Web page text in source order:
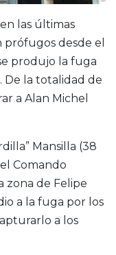
las últimas
prófugos desde el
produjo la fuga
De la totalidad de
a Alan Michel
Mansilla (38
Comando
zona de Felipe
a la fuga por los
a los